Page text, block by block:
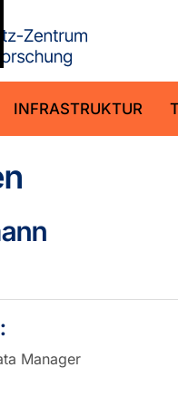
INFRASTRUKTUR
Manager